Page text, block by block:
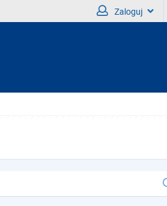
Zaloguj